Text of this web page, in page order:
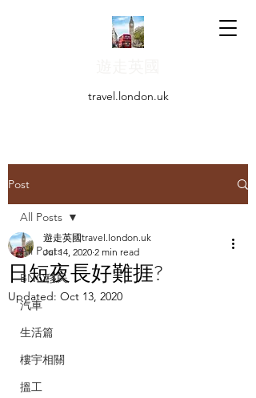
travel.london.uk
Post
All Posts
BNO移民
汽車
生活篇
樓宇相關
搵工
All Posts
日短夜長好難捱?
遊走英國travel.london.uk
Jul 14, 2020 2 min read
Updated: Oct 13, 2020